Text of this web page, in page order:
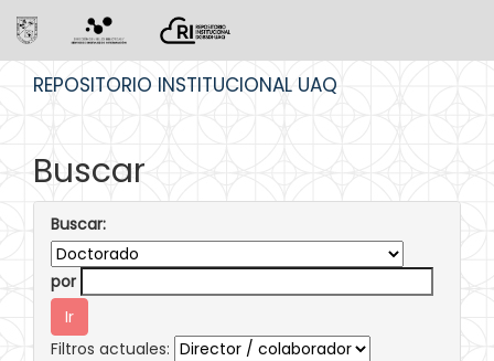
REPOSITORIO INSTITUCIONAL UAQ
Buscar
Buscar:
por
Filtros actuales: